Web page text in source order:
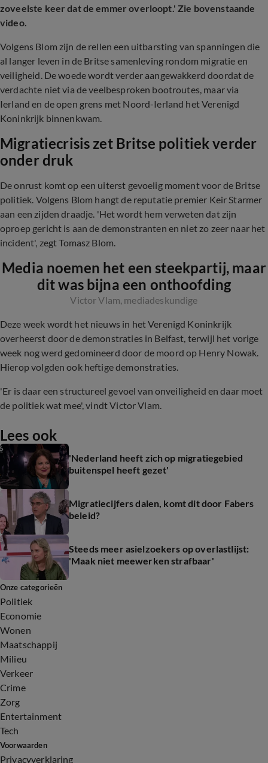
zoveelste keer dat de emmer overloopt.' Zie bovenstaande
video.
Volgens Blom zijn de rellen een uitbarsting van spanningen die
al langer leven in de Britse samenleving rondom migratie en
veiligheid. De woede wordt verder aangewakkerd doordat de
verdachte niet via de veelbesproken bootroutes, maar via
Ierland en de open grens met Noord-Ierland het Verenigd
Koninkrijk binnenkwam.
Migratiecrisis zet Britse politiek verder
onder druk
De onrust komt op een uiterst gevoelig moment voor de Britse
politiek. Volgens Blom hangt de reputatie premier Keir Starmer
aan een zijden draadje. 'Het wordt hem verweten dat zijn
oproep gericht is aan de demonstranten en niet zo zeer naar het
incident', zegt Tomasz Blom.
Media noemen het een steekpartij, maar
dit was bijna een onthoofding
Victor Vlam, mediadeskundige
Deze week wordt het nieuws in het Verenigd Koninkrijk
overheerst door de demonstraties in Belfast, terwijl het vorige
week nog werd gedomineerd door de moord op Henry Nowak.
Hierop volgden ook heftige demonstraties.
'Er is daar een structureel gevoel van onveiligheid en daar moet
de politiek wat mee', vindt Victor Vlam.
Lees ook
'Nederland heeft zich op migratiegebied
buitenspel heeft gezet'
Migratiecijfers dalen, komt dit door Fabers
beleid?
Steeds meer asielzoekers op overlastlijst:
'Maak niet meewerken strafbaar'
Onze categorieën
Politiek
Economie
Wonen
Maatschappij
Milieu
Verkeer
Crime
Zorg
Entertainment
Tech
Voorwaarden
Privacyverklaring